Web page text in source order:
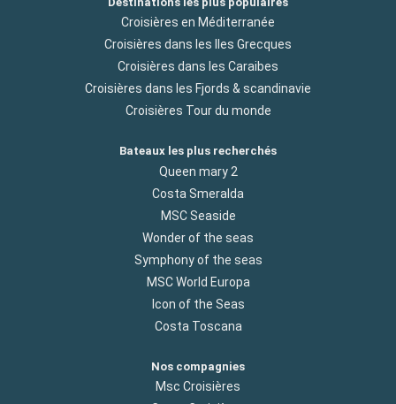
Croisières en Méditerranée
Croisières dans les Iles Grecques
Croisières dans les Caraibes
Croisières dans les Fjords & scandinavie
Croisières Tour du monde
Bateaux les plus recherchés
Queen mary 2
Costa Smeralda
MSC Seaside
Wonder of the seas
Symphony of the seas
MSC World Europa
Icon of the Seas
Costa Toscana
Nos compagnies
Msc Croisières